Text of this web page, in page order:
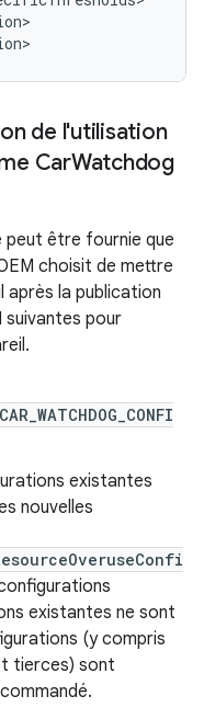
>
>
de l'utilisation
CarWatchdog
peut être fournie que
choisit de mettre
après la publication
suivantes pour
existantes
nouvelles
existantes ne sont
(y compris
tierces) sont